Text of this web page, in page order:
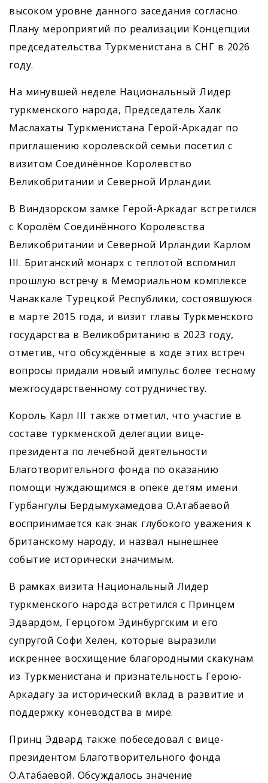
высоком уровне данного заседания согласно
Плану мероприятий по реализации Концепции
председательства Туркменистана в СНГ в 2026
году.
На минувшей неделе Национальный Лидер
туркменского народа, Председатель Халк
Маслахаты Туркменистана Герой-Аркадаг по
приглашению королевской семьи посетил с
визитом Соединённое Королевство
Великобритании и Северной Ирландии.
В Виндзорском замке Герой-Аркадаг встретился
с Королём Соединённого Королевства
Великобритании и Северной Ирландии Карлом
III. Британский монарх с теплотой вспомнил
прошлую встречу в Мемориальном комплексе
Чанаккале Турецкой Республики, состоявшуюся
в марте 2015 года, и визит главы Туркменского
государства в Великобританию в 2023 году,
отметив, что обсуждённые в ходе этих встреч
вопросы придали новый импульс более тесному
межгосударственному сотрудничеству.
Король Карл III также отметил, что участие в
составе туркменской делегации вице-
президента по лечебной деятельности
Благотворительного фонда по оказанию
помощи нуждающимся в опеке детям имени
Гурбангулы Бердымухамедова О.Атабаевой
воспринимается как знак глубокого уважения к
британскому народу, и назвал нынешнее
событие исторически значимым.
В рамках визита Национальный Лидер
туркменского народа встретился с Принцем
Эдвардом, Герцогом Эдинбургским и его
супругой Софи Хелен, которые выразили
искреннее восхищение благородными скакунам
из Туркменистана и признательность Герою-
Аркадагу за исторический вклад в развитие и
поддержку коневодства в мире.
Принц Эдвард также побеседовал с вице-
президентом Благотворительного фонда
О.Атабаевой. Обсуждалось значение